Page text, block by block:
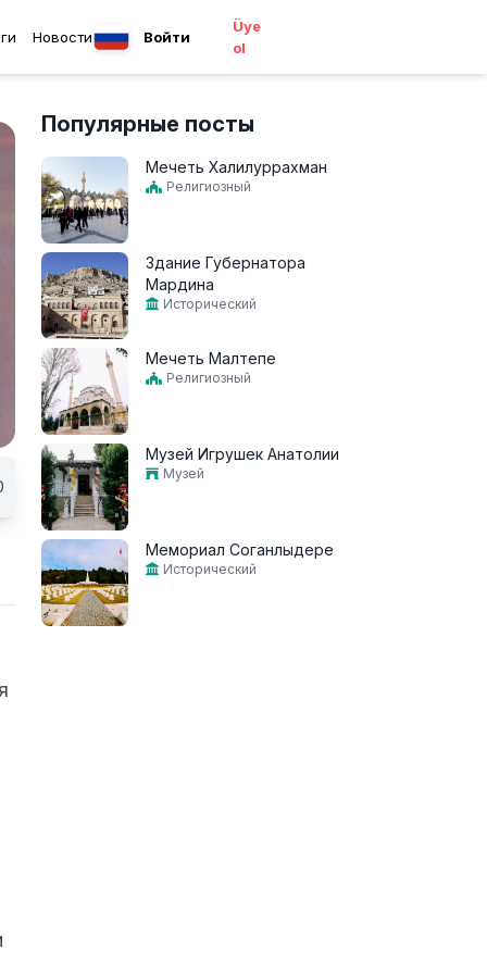
Новости Войти
Üye
ol
Популярные посты
Мечеть Халилуррахман
Религиозный
Здание Губернатора
Мардина
Исторический
Мечеть Малтепе
Религиозный
Музей Игрушек Анатолии
Музей
Мемориал Соганлыдере
Исторический